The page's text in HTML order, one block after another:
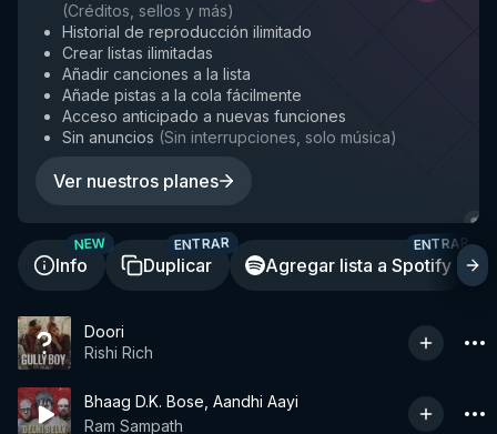
(Créditos, sellos y más)
Historial de reproducción ilimitado
Crear listas ilimitadas
Añadir canciones a la lista
Añade pistas a la cola fácilmente
Acceso anticipado a nuevas funciones
Sin anuncios (Sin interrupciones, solo música)
Ver nuestros planes
Info
NEW
Duplicar
ENTRAR
Agregar lista a Spotify
ENTRAR
Doori
Rishi Rich
Bhaag D.K. Bose, Aandhi Aayi
Ram Sampath